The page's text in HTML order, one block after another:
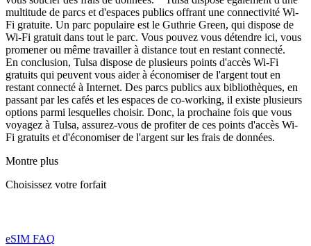
multitude de parcs et d'espaces publics offrant une connectivité Wi-
Fi gratuite. Un parc populaire est le Guthrie Green, qui dispose de
Wi-Fi gratuit dans tout le parc. Vous pouvez vous détendre ici, vous
promener ou même travailler à distance tout en restant connecté.
En conclusion, Tulsa dispose de plusieurs points d'accès Wi-Fi
gratuits qui peuvent vous aider à économiser de l'argent tout en
restant connecté à Internet. Des parcs publics aux bibliothèques, en
passant par les cafés et les espaces de co-working, il existe plusieurs
options parmi lesquelles choisir. Donc, la prochaine fois que vous
voyagez à Tulsa, assurez-vous de profiter de ces points d'accès Wi-
Fi gratuits et d'économiser de l'argent sur les frais de données.
Montre plus
Choisissez votre forfait
eSIM FAQ